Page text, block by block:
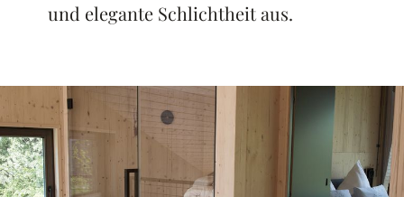
und elegante Schlichtheit aus.